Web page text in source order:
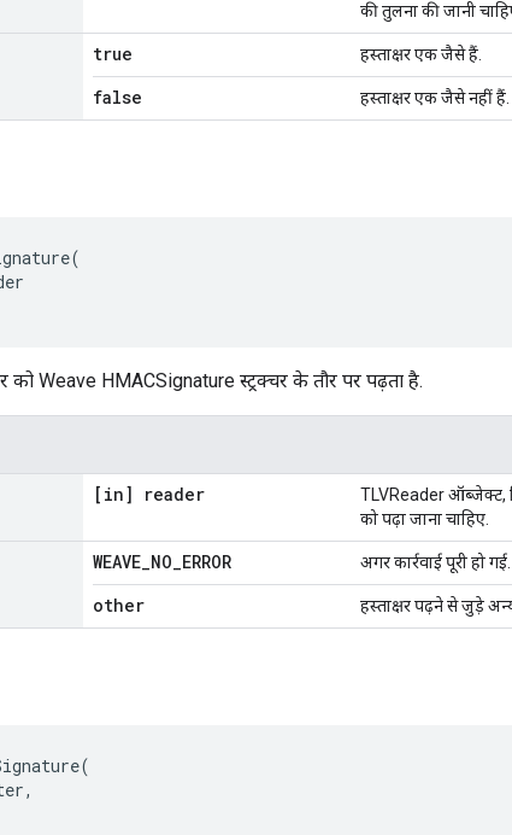
की तुलना की जानी
true हस्ताक्षर एक जैसे हैं.
false हस्ताक्षर एक जैसे नहीं हैं.
को Weave HMACSignature स्ट्रक्चर के तौर पर पढ़ता है.
[in] reader
TLVReader ऑब्जेक्ट,
को पढ़ा जाना चाहिए.
WEAVE_NO_ERROR अगर कार्रवाई पूरी हो गई.
other हस्ताक्षर पढ़ने से जुड़े
(
,